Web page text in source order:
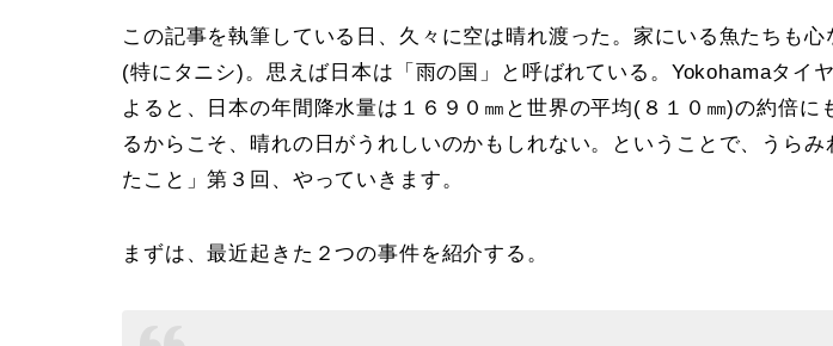
この記事を執筆している日、久々に空は晴れ渡った。家にいる魚たちも心
(特にタニシ)。思えば日本は「雨の国」と呼ばれている。Yokohamaタイ
よると、日本の年間降水量は１６９０㎜と世界の平均(８１０㎜)の約倍に
るからこそ、晴れの日がうれしいのかもしれない。ということで、うらみ
たこと」第３回 、やっていきます。
まずは、最近起きた ２つの事件を紹介する。